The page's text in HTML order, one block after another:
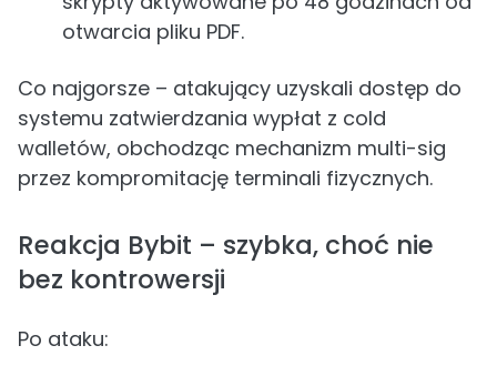
otwarcia pliku PDF.
Co najgorsze – atakujący uzyskali dostęp do
systemu zatwierdzania wypłat z cold
walletów, obchodząc mechanizm multi-sig
przez kompromitację terminali fizycznych.
Reakcja Bybit – szybka, choć nie
bez kontrowersji
Po ataku: